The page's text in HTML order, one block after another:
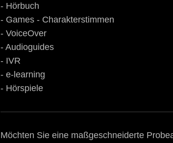
- Hörbuch
- Games - Charakterstimmen
- VoiceOver
- Audioguides
- IVR
- e-learning
- Hörspiele
Möchten Sie eine maßgeschneiderte